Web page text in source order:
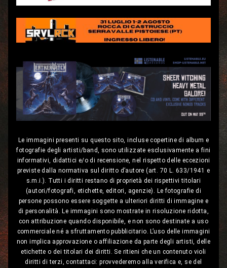
Le immagini presenti su questo sito, incluse copertine di album e
fotografie degli artisti/band, sono utilizzate esclusivamente a fini
informativi, didattici e/o di recensione, nel rispetto delle eccezioni
previste dalla normativa sul diritto d’autore (art. 70 L. 633/1941 e
s.m.i.). Tutti i diritti restano di proprietà dei rispettivi titolari
(autori/fotografi, etichette, editori, agenzie). Le fotografie di
persone possono essere soggette a ulteriori diritti di immagine e
di personalità. Le immagini sono mostrate in risoluzione ridotta,
con attribuzione quando disponibile, e non sono destinate a uso
commerciale né a sfruttamento pubblicitario. L’uso delle immagini
non implica approvazione o affiliazione da parte degli artisti, delle
etichette o dei titolari dei diritti. Se ritieni che un contenuto violi
diritti di terzi, contattaci: provvederemo alla verifica e, se del